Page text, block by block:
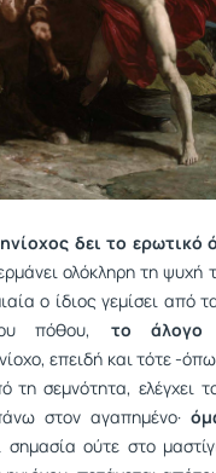
δει το ερωτικό
ολόκληρη τη ψυχή
ο ίδιος γεμίσει από
πόθου, το άλογο
επειδή και τότε -
τη σεμνότητα, ελέγχει
στον αγαπημένο·
σημασία ούτε στο